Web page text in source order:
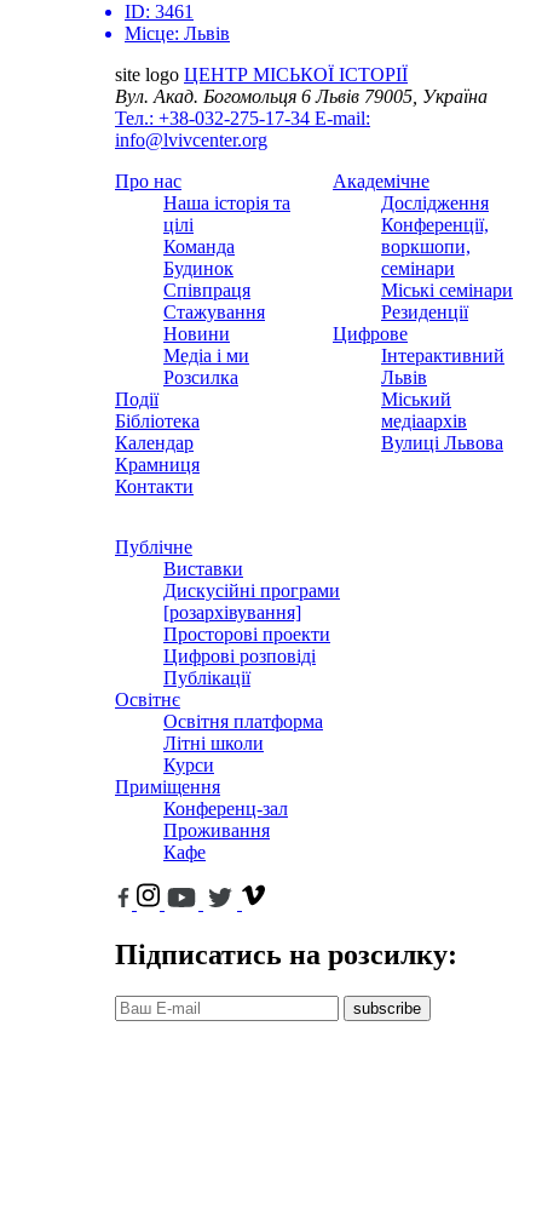
ID: 3461
Місце: Львів
site logo ЦЕНТР МІСЬКОЇ ІСТОРІЇ
Вул. Акад. Богомольця 6Львів 79005, Україна
Тел.: +38-032-275-17-34 E-mail:
info@lvivcenter.org
Про нас
Наша історія та
цілі
Команда
Будинок
Співпраця
Стажування
Новини
Медіа і ми
Розсилка
Події
Бібліотека
Календар
Крамниця
Контакти
Академічне
Дослідження
Конференції,
воркшопи,
семінари
Міські семінари
Резиденції
Цифрове
Інтерактивний
Львів
Міський
медіаархів
Вулиці Львова
Публічне
Виставки
Дискусійні програми
[розархівування]
Просторові проекти
Цифрові розповіді
Публікації
Освітнє
Освітня платформа
Літні школи
Курси
Приміщення
Конференц-зал
Проживання
Кафе
Підписатись на розсилку:
subscribe